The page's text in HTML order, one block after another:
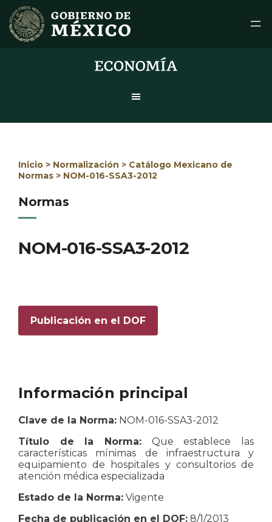
Saltar
contenido
Inicio > Normalización > Catálogo Mexicano de
Normas > NOM-016-SSA3-2012
Normas
NOM-016-SSA3-2012
Publicación en el DOF
Información principal
Clave de la Norma: NOM-016-SSA3-2012
Título de la Norma: Que establece las
características mínimas de infraestructura y
equipamiento de hospitales y consultorios de
atención médica especializada
Estado de la Norma: Vigente
Fecha de publicación en el DOF: 8/1/2013